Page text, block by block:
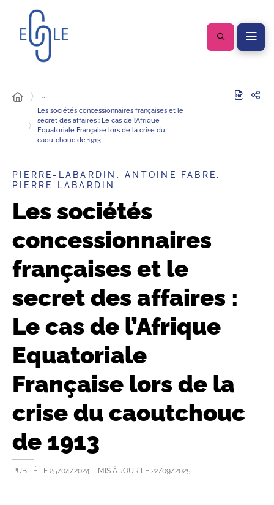
…
Les sociétés concessionnaires françaises et le
secret des affaires : Le cas de l’Afrique
Equatoriale Française lors de la crise du
caoutchouc de 1913
PIERRE-LABARDIN, ANTOINE FABRE,
PIERRE LABARDIN
Les sociétés
concessionnaires
françaises et le
secret des affaires :
Le cas de l’Afrique
Equatoriale
Française lors de la
crise du caoutchouc
de 1913
PUBLIÉ LE 25/04/2024 – MIS À JOUR LE 22/09/2025